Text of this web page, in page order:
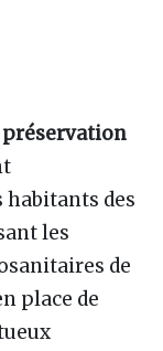
préservation
habitants des
les
de
place de